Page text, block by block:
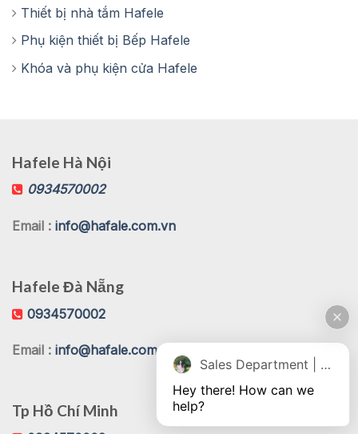
Thiết bị nhà tắm Hafele
Phụ kiện thiết bị Bếp Hafele
Khóa và phụ kiện cửa Hafele
Hafele Hà Nội
0934570002
Email : info@hafale.com.vn
Hafele Đà Nẵng
0934570002
Email : info@hafale.com.vn
Tp Hồ Chí Minh
Sales Department | Chat online
Hey there! How can we
help?